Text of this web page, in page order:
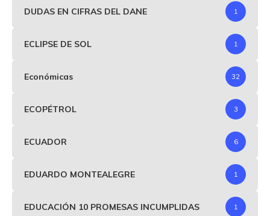
DUDAS EN CIFRAS DEL DANE 1
ECLIPSE DE SOL 1
Económicas 32
ECOPÉTROL 3
ECUADOR 6
EDUARDO MONTEALEGRE 1
EDUCACIÓN 10 PROMESAS INCUMPLIDAS 1